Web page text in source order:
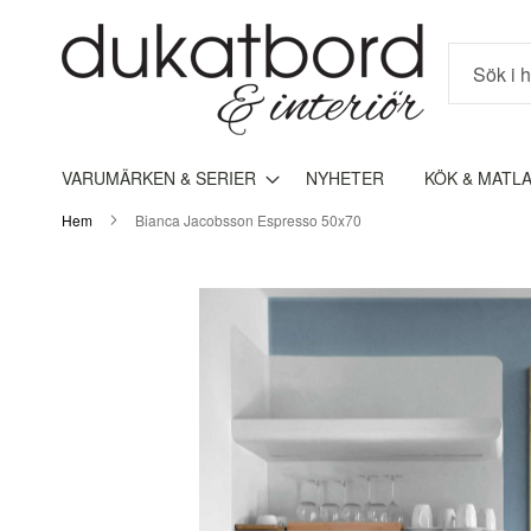
Sök
VARUMÄRKEN & SERIER NYHETER KÖK &
Hem Bianca Jacobsson Espresso 50x70